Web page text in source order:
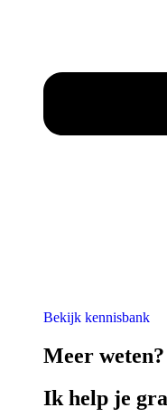
Bekijk kennisbank
Meer weten?
Ik help je